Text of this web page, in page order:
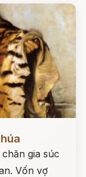
gia súc
Vốn vợ